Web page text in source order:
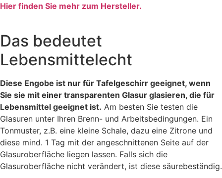
Hier finden Sie mehr zum Hersteller.
Das bedeutet
Lebensmittelecht
Diese Engobe ist nur für Tafelgeschirr geeignet, wenn
Sie sie mit einer transparenten Glasur glasieren, die für
Lebensmittel geeignet ist. Am besten Sie testen die
Glasuren unter Ihren Brenn- und Arbeitsbedingungen. Ein
Tonmuster, z.B. eine kleine Schale, dazu eine Zitrone und
diese mind. 1 Tag mit der angeschnittenen Seite auf der
Glasuroberfläche liegen lassen. Falls sich die
Glasuroberfläche nicht verändert, ist diese säurebeständig.